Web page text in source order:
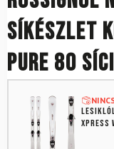
síkészlet
Pure 80
Xpress